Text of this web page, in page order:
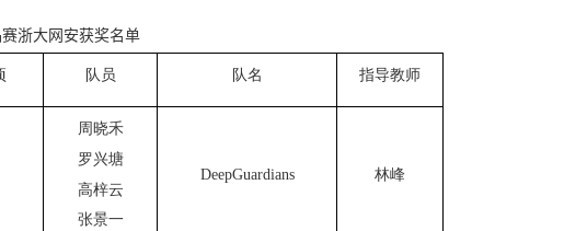
浙大网安获奖名单
队员 队名 指导教师
周晓禾
罗兴塘
高梓云
张景一
DeepGuardians 林峰